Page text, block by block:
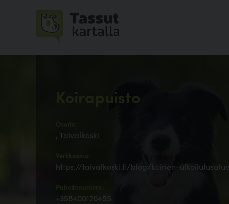
Koirapuisto
, Taivalkoski
https://taivalkoski.fi/blog/koirien-
Puhelinnumero:
+358400126455